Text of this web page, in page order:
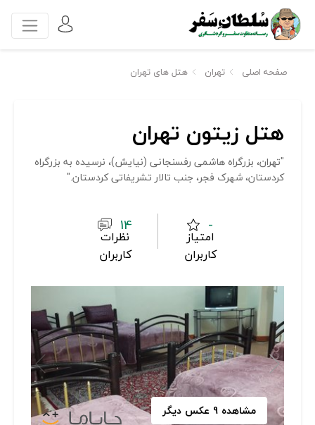
صفحه اصلی تهران هتل های تهران
هتل زیتون تهران
"تهران، بزرگراه هاشمی رفسنجانی (نیایش)، نرسیده به بزرگراه
کردستان، شهرک فجر، جنب تالار تشریفاتی کردستان."
-
امتیاز
کاربران
14
نظرات
کاربران
مشاهده 9 عکس دیگر